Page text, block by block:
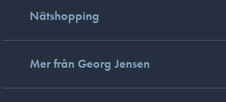
Nätshopping
Mer från Georg Jensen